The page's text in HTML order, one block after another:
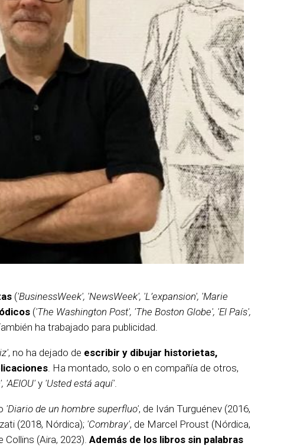
('BusinessWeek', 'NewsWeek', 'L’expansion', 'Marie
('The Washington Post', 'The Boston Globe', 'El País',
ha trabajado para publicidad.
, no ha dejado de escribir y dibujar historietas,
. Ha montado, solo o en compañía de otros,
'AEIOU'y 'Usted está aquí'
'Diario de un hombre superfluo', de Iván Turguénev (2016,
(2018, Nórdica); 'Combray', de Marcel Proust (Nórdica,
Collins (Aira, 2023). Además de los libros sin palabras